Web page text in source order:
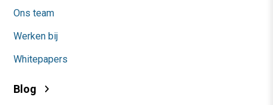
Ons team
Werken bij
Whitepapers
Blog